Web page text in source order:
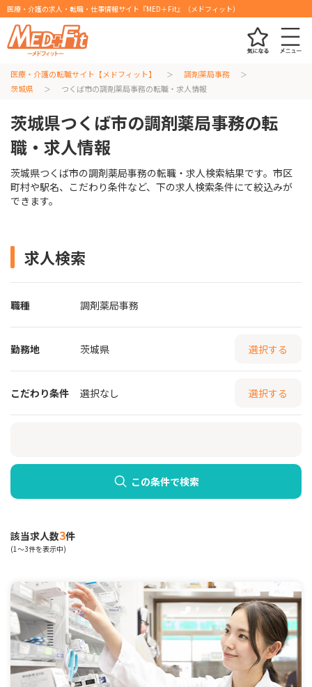
医療・介護の求人・転職・仕事情報サイト『MED＋Fit』（メドフィット）
医療・介護の転職サイト【メドフィット】
調剤薬局事務
茨城県
つくば市の調剤薬局事務の転職・求人情報
茨城県つくば市の調剤薬局事務の転
職・求人情報
茨城県つくば市の調剤薬局事務の転職・求人検索結果です。市区
町村や駅名、こだわり条件など、下の求人検索条件にて絞込みが
できます。
求人検索
職種 調剤薬局事務
勤務地 茨城県 選択する
こだわり条件 選択なし 選択する
この条件で検索
該当求人数3件
(1～3件を表示中)